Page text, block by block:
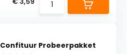
Confituur Probeerpakket